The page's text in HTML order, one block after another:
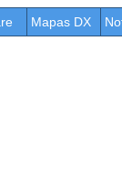
Mapas DX